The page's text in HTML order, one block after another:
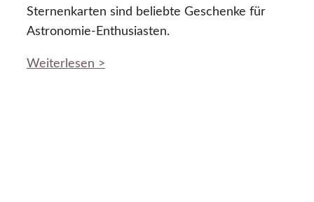
Sternenkarten sind beliebte Geschenke für
Astronomie-Enthusiasten.
Weiterlesen >